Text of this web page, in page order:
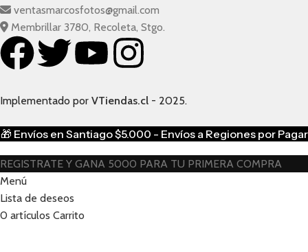
ventasmarcosfotos@gmail.com
Membrillar 3780, Recoleta, Stgo.
Implementado por VTiendas.cl - 2025.
🎁 Envíos en Santiago $5.000 - Envíos a Regiones por Pagar
REGISTRATE Y GANA 5000 PARA TU PRIMERA COMPRA
Menú
Lista de deseos
0 artículos Carrito